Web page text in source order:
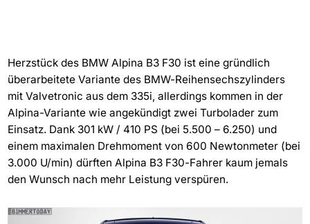
Herzstück des BMW Alpina B3 F30 ist eine gründlich
überarbeitete Variante des BMW-Reihensechszylinders
mit Valvetronic aus dem 335i, allerdings kommen in der
Alpina-Variante wie angekündigt zwei Turbolader zum
Einsatz. Dank 301 kW / 410 PS (bei 5.500 – 6.250) und
einem maximalen Drehmoment von 600 Newtonmeter (bei
3.000 U/min) dürften Alpina B3 F30-Fahrer kaum jemals
den Wunsch nach mehr Leistung verspüren.